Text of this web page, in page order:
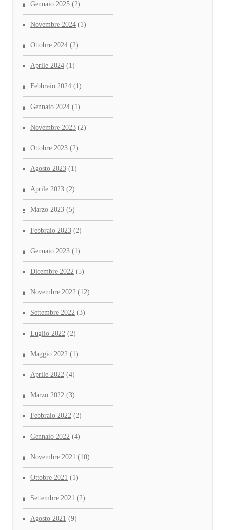
Gennaio 2025 (2)
Novembre 2024 (1)
Ottobre 2024 (2)
Aprile 2024 (1)
Febbraio 2024 (1)
Gennaio 2024 (1)
Novembre 2023 (2)
Ottobre 2023 (2)
Agosto 2023 (1)
Aprile 2023 (2)
Marzo 2023 (5)
Febbraio 2023 (2)
Gennaio 2023 (1)
Dicembre 2022 (5)
Novembre 2022 (12)
Settembre 2022 (3)
Luglio 2022 (2)
Maggio 2022 (1)
Aprile 2022 (4)
Marzo 2022 (3)
Febbraio 2022 (2)
Gennaio 2022 (4)
Novembre 2021 (10)
Ottobre 2021 (1)
Settembre 2021 (2)
Agosto 2021 (9)